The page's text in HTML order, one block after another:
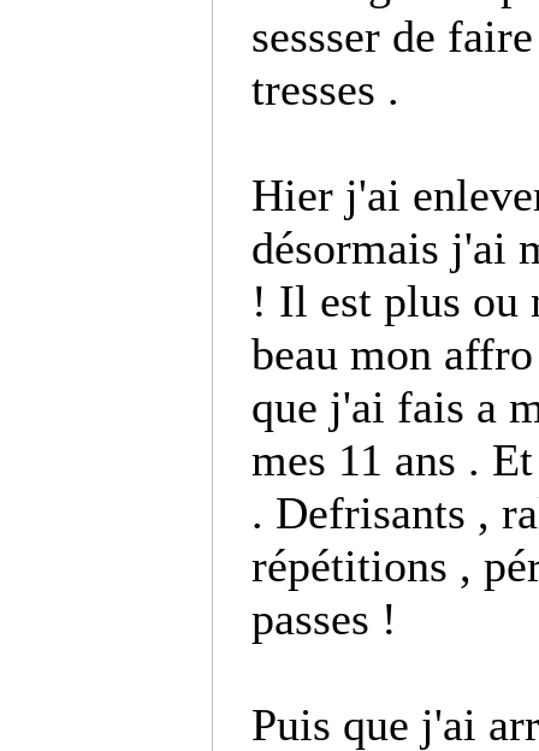
sessser de
tresses .
Hier j'ai
désormais j'ai
! Il est plus ou
beau mon
que j'ai fais a
mes 11 ans .
. Defrisants ,
répétitions ,
passes !
Puis que j'ai